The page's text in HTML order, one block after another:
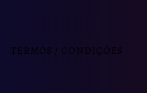
TERMOS / CONDIÇÕES